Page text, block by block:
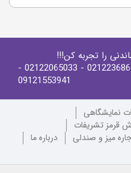
را تجربه کن!!!
- 02122065033
-
09121553941
نمایشگاهی
قرمز تشریفات
میز و صندلی
درباره ما